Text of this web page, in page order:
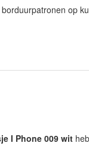
op
I Phone 009 wit